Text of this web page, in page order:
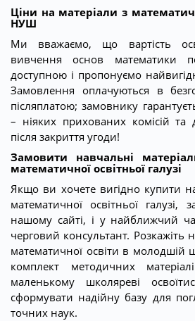
Ціни на матеріали з
НУШ
Ми вважаємо, що вартість
вивчення основ математики
доступною і пропонуємо
Замовлення оплачуються в
післяплатою; замовнику
– ніяких прихованих комісій та
після закриття угоди!
Замовити навчальні
математичної освітньої галузі
Якщо ви хочете вигідно купити
математичної освітньої галузі,
нашому сайті, і у найближчий
черговий консультант. Розкажіть
математичної освіти в молодшій
комплект методичних
маленькому школяреві
сформувати надійну базу для
точних наук.